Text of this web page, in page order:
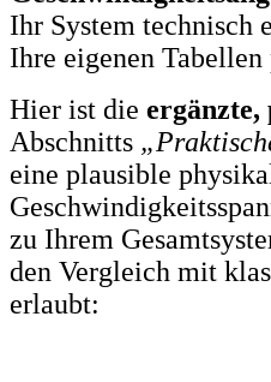
Ihr System technisch
Ihre eigenen Tabellen
Hier ist die ergänzte,
Abschnitts
eine plausible
zu Ihrem
den Vergleich mit
erlaubt: